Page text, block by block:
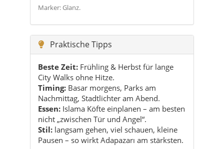
Marker: Glanz.
Praktische Tipps
Beste Zeit: Frühling & Herbst für lange
City Walks ohne Hitze.
Timing: Basar morgens, Parks am
Nachmittag, Stadtlichter am Abend.
Essen: Islama Köfte einplanen – am besten
nicht „zwischen Tür und Angel“.
Stil: langsam gehen, viel schauen, kleine
Pausen – so wirkt Adapazarı am stärksten.